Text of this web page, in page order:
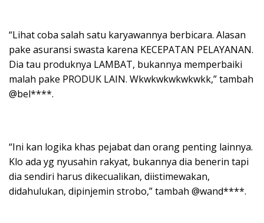
“Lihat coba salah satu karyawannya berbicara. Alasan
pake asuransi swasta karena KECEPATAN PELAYANAN.
Dia tau produknya LAMBAT, bukannya memperbaiki
malah pake PRODUK LAIN. Wkwkwkwkwkwkk,” tambah
@bel****.
“Ini kan logika khas pejabat dan orang penting lainnya.
Klo ada yg nyusahin rakyat, bukannya dia benerin tapi
dia sendiri harus dikecualikan, diistimewakan,
didahulukan, dipinjemin strobo,” tambah @wand****.